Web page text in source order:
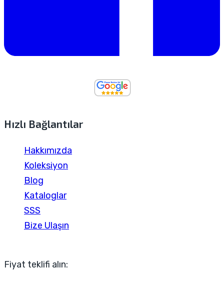
Hızlı Bağlantılar
Hakkımızda
Koleksiyon
Blog
Kataloglar
SSS
Bize Ulaşın
Fiyat teklifi alın: